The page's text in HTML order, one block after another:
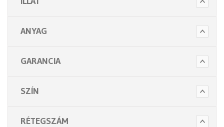
- Törlő és tisztító papírok
- Intim betét gyűjtők
- Toalett papírok
ANYAG
GARANCIA
SZÍN
RÉTEGSZÁM